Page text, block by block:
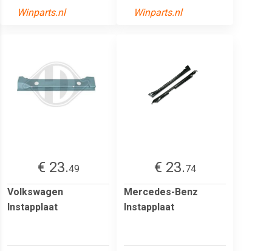
Winparts.nl Winparts.nl
€ 23.49
Volkswagen
Instapplaat
€ 23.74
Mercedes-Benz
Instapplaat